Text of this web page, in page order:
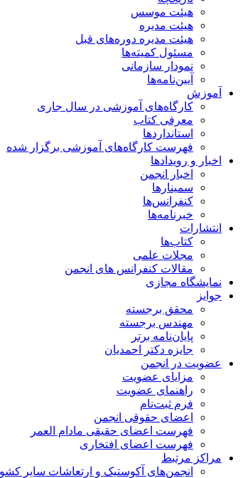
هیئت موسس
هیئت مدیره
هیئت مدیره دوره‌های قبل
مسئول کمیته‌ها
نمودار سازمانی
آیین‌نامه‌ها
آموزش
کارگاه‌های آموزشی در سال جاری
معرفی کتاب
استانداردها
فهرست کارگاه‌های آموزشی برگزار شده
اخبار و رویدادها
اخبار انجمن
سمینارها
کنفرانس‌ها
خبرنامه‌ها
انتشارات
کتاب‌ها
مجلات علمی
مقالات کنفرانس های انجمن
نمایشگاه مجازی
جوایز
محقق برجسته
مهندس برجسته
پایان‌نامه برتر
جایزه دکتر احمدیان
عضویت در انجمن
مزایای عضویت
راهنمای عضویت
فرم ثبت‌نام
اعضای حقوقی انجمن
فهرست اعضای حقیقی مادام‌ العمر
فهرست اعضای افتخاری
مراکز مرتبط
انجمن‌های آکوستیک و ارتعاشات سایر